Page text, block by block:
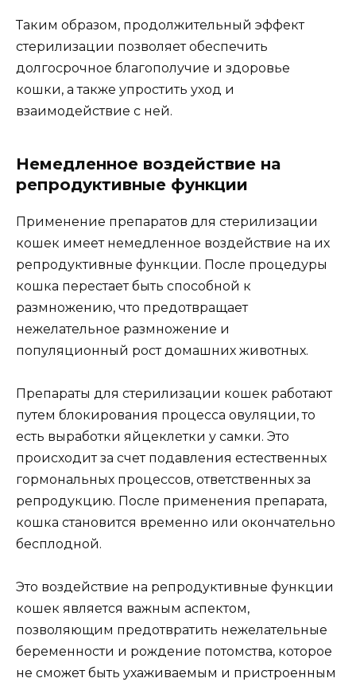
Таким образом, продолжительный эффект
стерилизации позволяет обеспечить
долгосрочное благополучие и здоровье
кошки, а также упростить уход и
взаимодействие с ней.
Немедленное воздействие на
репродуктивные функции
Применение препаратов для стерилизации
кошек имеет немедленное воздействие на их
репродуктивные функции. После процедуры
кошка перестает быть способной к
размножению, что предотвращает
нежелательное размножение и
популяционный рост домашних животных.
Препараты для стерилизации кошек работают
путем блокирования процесса овуляции, то
есть выработки яйцеклетки у самки. Это
происходит за счет подавления естественных
гормональных процессов, ответственных за
репродукцию. После применения препарата,
кошка становится временно или окончательно
бесплодной.
Это воздействие на репродуктивные функции
кошек является важным аспектом,
позволяющим предотвратить нежелательные
беременности и рождение потомства, которое
не сможет быть ухаживаемым и пристроенным